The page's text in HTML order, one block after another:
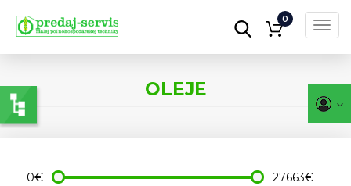
Skočiť
hlavný
obsah
0
OLEJE
0€ 27663€